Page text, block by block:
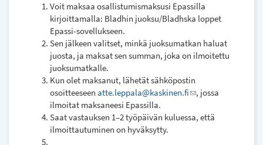
Voit maksaa osallistumismaksusi Epassilla
kirjoittamalla: Bladhin juoksu/Bladhska loppet
Epassi-sovellukseen.
Sen jälkeen valitset, minkä juoksumatkan haluat
juosta, ja maksat sen summan, joka on ilmoitettu
juoksumatkalle.
Kun olet maksanut, lähetät sähköpostin
osoitteeseen atte.leppala@kaskinen.fi(link
e-
, jossa
ilmoitat maksaneesi Epassilla.
Saat vastauksen 1–2 työpäivän kuluessa, että
ilmoittautuminen on hyväksytty.